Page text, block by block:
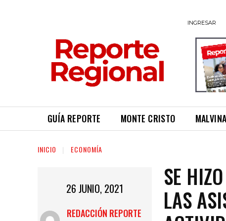
INGRESAR
GUÍA REPORTE MONTE CRISTO
INICIO ECONOMÍA
26 JUNIO, 2021
REDACCIÓN REPORTE
SE
LAS